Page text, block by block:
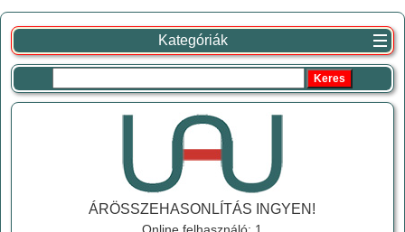
Kategóriák
ÁRÖSSZEHASONLÍTÁS INGYEN!